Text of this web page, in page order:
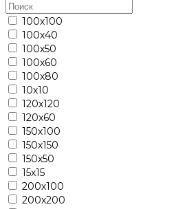
100х100
100х40
100х50
100х60
100х80
10х10
120х120
120х60
150х100
150х150
150х50
15х15
200х100
200х200